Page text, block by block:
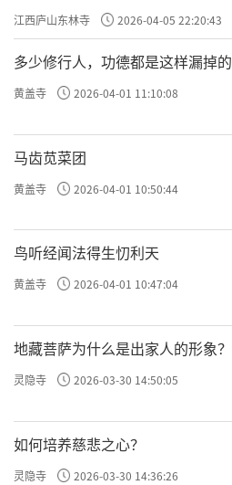
江西庐山东林寺 2026-04-05 22:20:43
多少修行人，功德都是这样漏掉的
黄盖寺 2026-04-01 11:10:08
马齿苋菜团
黄盖寺 2026-04-01 10:50:44
鸟听经闻法得生忉利天
黄盖寺 2026-04-01 10:47:04
地藏菩萨为什么是出家人的形象？
灵隐寺 2026-03-30 14:50:05
如何培养慈悲之心？
灵隐寺 2026-03-30 14:36:26